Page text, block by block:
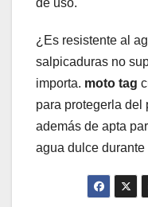
de uso.
¿Es resistente al
salpicaduras no
importa. moto tag
para protegerla del
además de apta
agua dulce